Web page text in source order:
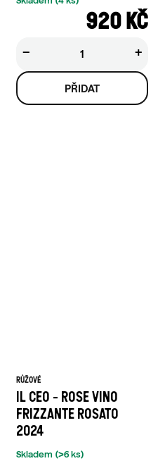
920 KČ
+
−
RŮŽOVÉ
IL CEO - ROSE VINO
FRIZZANTE ROSATO
2024
Skladem (>6 ks)